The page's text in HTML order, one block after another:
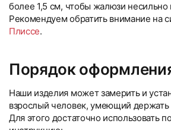
более 1,5 см, чтобы жалюзи несильно
Рекомендуем обратить внимание на
Плиссе.
Порядок
Наши изделия может замерить и
взрослый человек, умеющий держать
Для этого достаточно использовать